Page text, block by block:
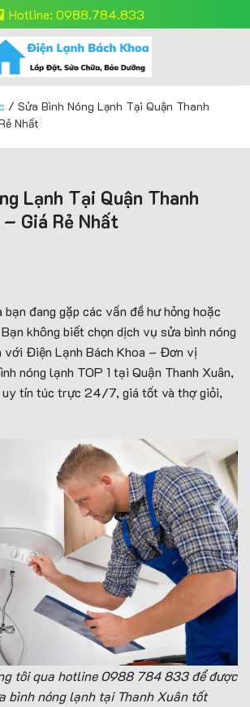
Hotline: 0988.784.833
/ Sửa Bình Nóng Lạnh Tại Quận Thanh
Nhất
Lạnh Tại Quận Thanh
Giá Rẻ Nhất
bạn đang gặp các vấn đề hư hỏng hoặc
không biết chọn dịch vụ sửa bình nóng
với Điện Lạnh Bách Khoa – Đơn vị
nóng lạnh TOP 1 tại Quận Thanh Xuân,
uy tín túc trực 24/7, giá tốt và thợ giỏi,
tôi qua hotline 0988 784 833 để được
bình nóng lạnh tại Thanh Xuân tốt